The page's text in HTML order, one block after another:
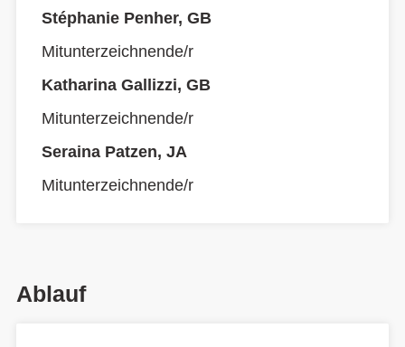
Stéphanie Penher, GB
Mitunterzeichnende/r
Katharina Gallizzi, GB
Mitunterzeichnende/r
Seraina Patzen, JA
Mitunterzeichnende/r
Ablauf